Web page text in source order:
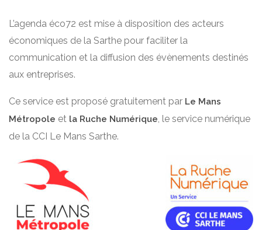
L’agenda éco72 est mise à disposition des acteurs
économiques de la Sarthe pour faciliter la
communication et la diffusion des évènements destinés
aux entreprises.
Ce service est proposé gratuitement par Le Mans
Métropole et la Ruche Numérique, le service numérique
de la CCI Le Mans Sarthe.